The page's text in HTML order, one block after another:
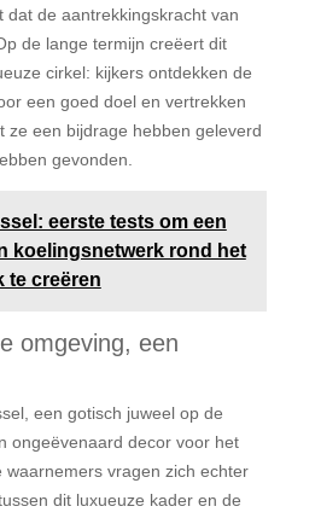
dat de aantrekkingskracht van
de lange termijn creëert dit
cirkel: kijkers ontdekken de
een goed doel en vertrekken
ze een bijdrage hebben geleverd
gevonden.
eerste tests om een
koelingsnetwerk rond het
te creëren
omgeving, een
een gotisch juweel op de
ongeëvenaard decor voor het
waarnemers vragen zich echter
dit luxueuze kader en de